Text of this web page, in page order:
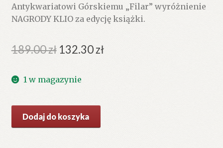
Antykwariatowi Górskiemu „Filar” wyróżnienie
NAGRODY KLIO za edycję książki.
189.00zł Pierwotna
wynosiła:
132.30złAktualna
1 w magazynie
Tatry
Dodaj do koszyka